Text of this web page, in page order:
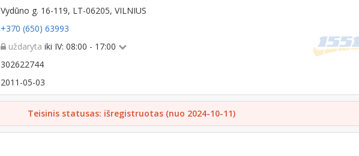
Vydūno g. 16-119, LT-06205, VILNIUS
+370 (650) 63993
uždaryta iki IV: 08:00 - 17:00
302622744
2011-05-03
Teisinis statusas: išregistruotas (nuo 2024-10-11)